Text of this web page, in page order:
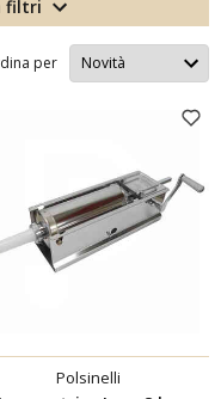
filtri
per
Polsinelli